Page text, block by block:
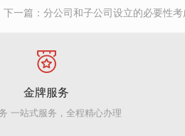
下一篇： 分公司和子公司设立的必要性
金牌服务
一站式服务，全程精心办理